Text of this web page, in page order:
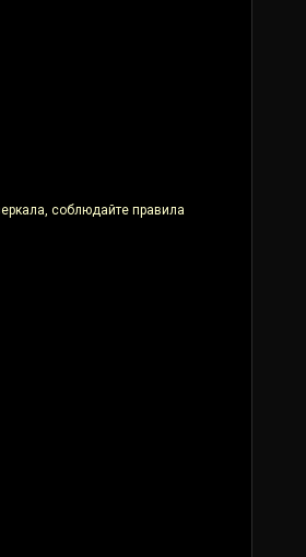
соблюдайте правила